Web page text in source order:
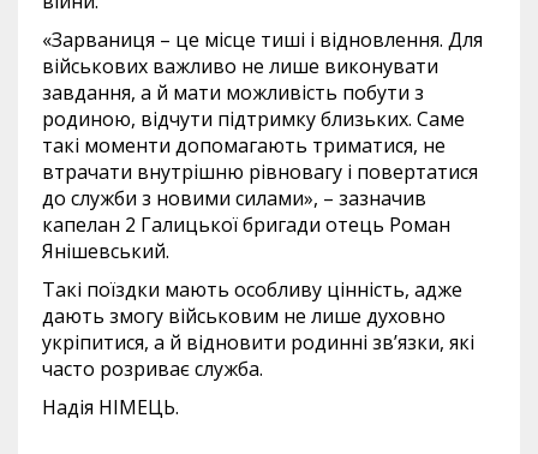
«Зарваниця – це місце тиші і відновлення. Для
військових важливо не лише виконувати
завдання, а й мати можливість побути з
родиною, відчути підтримку близьких. Саме
такі моменти допомагають триматися, не
втрачати внутрішню рівновагу і повертатися
до служби з новими силами», – зазначив
капелан 2 Галицької бригади отець Роман
Янішевський.
Такі поїздки мають особливу цінність, адже
дають змогу військовим не лише духовно
укріпитися, а й відновити родинні зв’язки, які
часто розриває служба.
Надія НІМЕЦЬ.